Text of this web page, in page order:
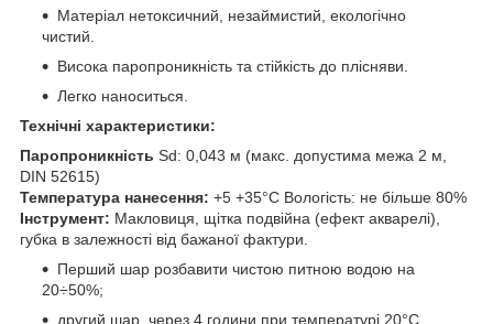
Матеріал нетоксичний, незаймистий, екологічно
чистий.
Висока паропроникність та стійкість до плісняви.
Легко наноситься.
Технічні характеристики:
Паропроникність Sd: 0,043 м (макс. допустима межа 2 м,
DIN 52615)
Температура нанесення: +5 +35°С Вологість: не більше 80%
Інструмент: Макловиця, щітка подвійна (ефект акварелі),
губка в залежності від бажаної фактури.
Перший шар розбавити чистою питною водою на
20÷50%;
другий шар, через 4 години при температурі 20°C,